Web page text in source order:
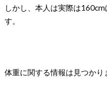
しかし、本人は実際は
す。
体重に関する情報は見つかり